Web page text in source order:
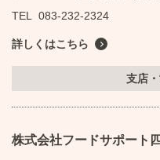
TEL
083-232-2324
詳しくはこちら
支店
株式会社フードサポート